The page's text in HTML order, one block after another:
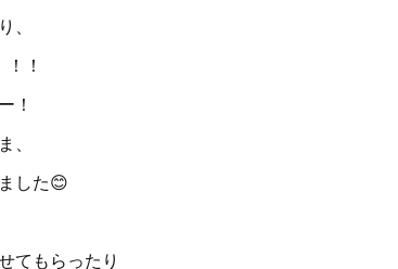
！
！
した😊
てもらったり